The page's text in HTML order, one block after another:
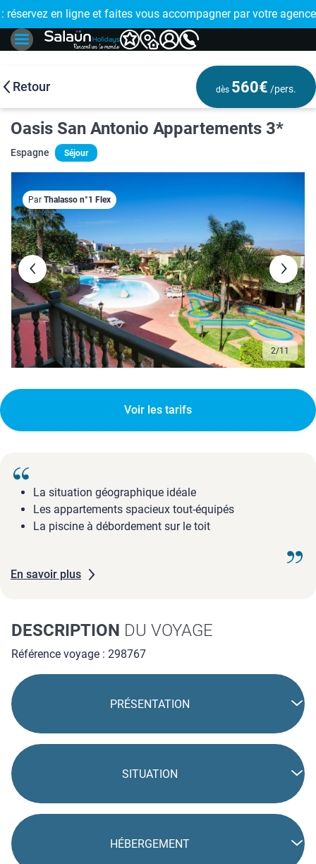
!
: réservez en ligne et faites vous accompagner par votre
🤩
Retour dès 560€ /pers.
Oasis San Antonio Appartements 3*
Espagne Séjour
3/11
Par Thalasso n°1 Flex
Voir les tarifs
La situation géographique idéale
Les appartements spacieux tout-équipés
La piscine à débordement sur le toit
En savoir plus
DESCRIPTION DU VOYAGE
Référence voyage : 298767
PRÉSENTATION
SITUATION
HÉBERGEMENT